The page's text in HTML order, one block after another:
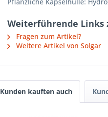
Weiterführende Links
Fragen zum Artikel?
Weitere Artikel von Solgar
Kunden kauften auch